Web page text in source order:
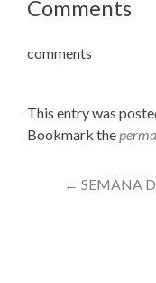
Comments
comments
This entry was
Bookmark the
Post
← SEMANA